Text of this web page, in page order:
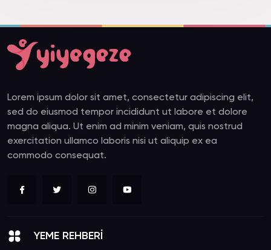
Lorem ipsum dolor sit amet, consectetur adipiscing elit,
sed do eiusmod tempor incididunt ut labore et dolore
magna aliqua. Ut enim ad minim veniam, quis nostrud
exercitation ullamco laboris nisi ut aliquip ex ea
commodo consequat.
YEME REHBERİ